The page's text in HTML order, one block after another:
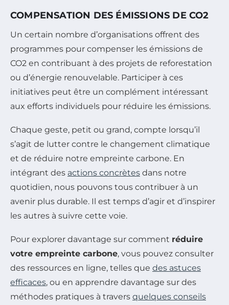
COMPENSATION DES ÉMISSIONS DE CO2
Un certain nombre d’organisations offrent des
programmes pour compenser les émissions de
CO2 en contribuant à des projets de reforestation
ou d’énergie renouvelable. Participer à ces
initiatives peut être un complément intéressant
aux efforts individuels pour réduire les émissions.
Chaque geste, petit ou grand, compte lorsqu’il
s’agit de lutter contre le changement climatique
et de réduire notre empreinte carbone. En
intégrant des actions concrètes dans notre
quotidien, nous pouvons tous contribuer à un
avenir plus durable. Il est temps d’agir et d’inspirer
les autres à suivre cette voie.
Pour explorer davantage sur comment réduire
votre empreinte carbone, vous pouvez consulter
des ressources en ligne, telles que des astuces
efficaces, ou en apprendre davantage sur des
méthodes pratiques à travers quelques conseils